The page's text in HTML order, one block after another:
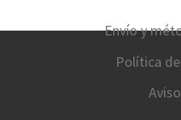
Envío y
Política